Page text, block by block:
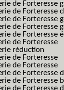
de Forteresse
de Forteresse
de Forteresse
de Forteresse
de Forteresse
de Forteresse
réduction
de Forteresse
de Forteresse
de Forteresse
de Forteresse
de Forteresse